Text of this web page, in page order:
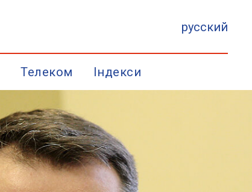
русский
Телеком Індекси